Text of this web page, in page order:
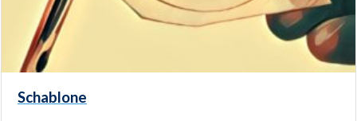
Schablone